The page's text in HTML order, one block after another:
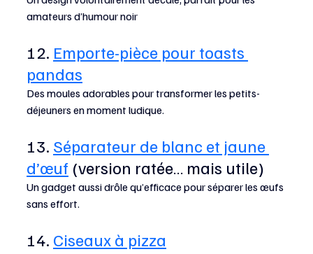
amateurs d’humour noir
12. Emporte-pièce pour toasts
pandas
Des moules adorables pour transformer les petits-
déjeuners en moment ludique.
13. Séparateur de blanc et jaune
d’œuf (version ratée… mais utile)
Un gadget aussi drôle qu’efficace pour séparer les œufs
sans effort.
14. Ciseaux à pizza